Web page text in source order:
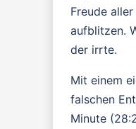
Freude
aufblitzen.
der irrte.
Mit einem
falschen
Minute